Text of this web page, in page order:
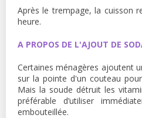
Après le trempage, la cuisson
heure.
A PROPOS DE L'AJOUT DE
Certaines ménagères ajoutent
sur la pointe d'un couteau
Mais la soude détruit les
préférable d’utiliser
embouteillée.